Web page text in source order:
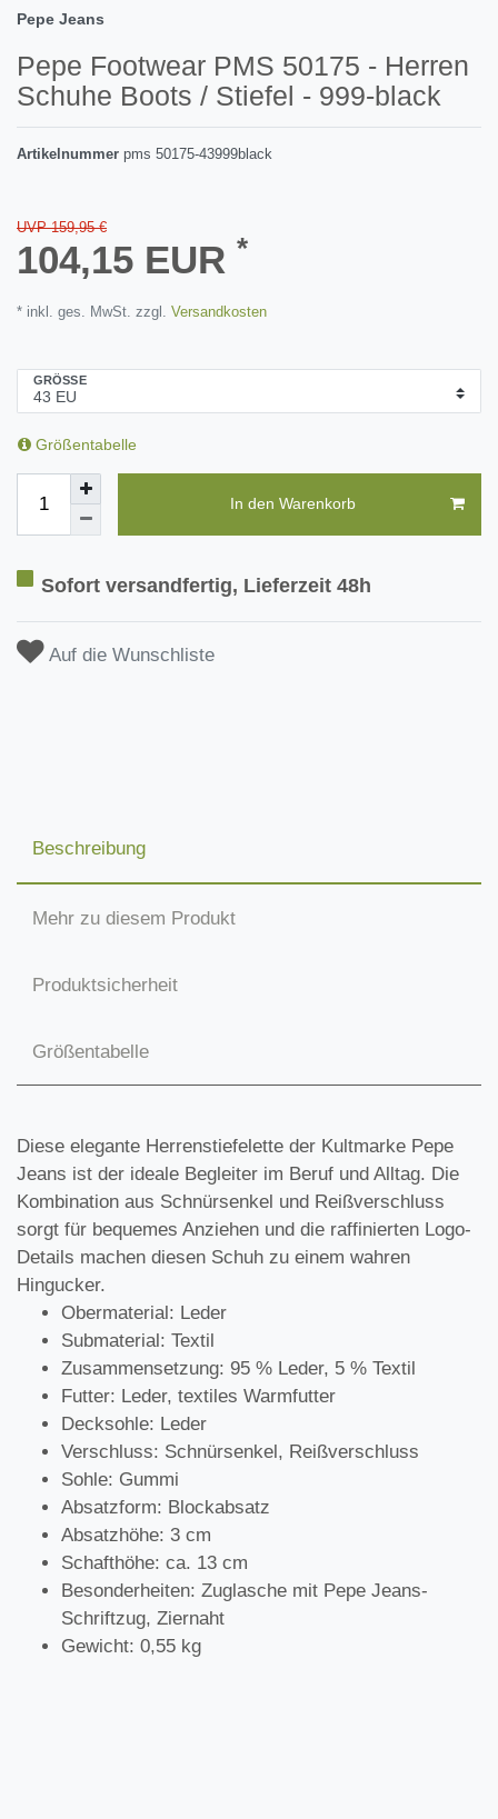
Pepe Jeans
Pepe Footwear PMS 50175 - Herren
Schuhe Boots / Stiefel - 999-black
Artikelnummer pms 50175-43999black
UVP 159,95 €
104,15 EUR *
* inkl. ges. MwSt. zzgl. Versandkosten
GRÖSSE
Größentabelle
In den Warenkorb
Sofort versandfertig, Lieferzeit 48h
Auf die Wunschliste
Beschreibung
Mehr zu diesem Produkt
Produktsicherheit
Größentabelle
Diese elegante Herrenstiefelette der Kultmarke Pepe
Jeans ist der ideale Begleiter im Beruf und Alltag. Die
Kombination aus Schnürsenkel und Reißverschluss
sorgt für bequemes Anziehen und die raffinierten Logo-
Details machen diesen Schuh zu einem wahren
Hingucker.
Obermaterial: Leder
Submaterial: Textil
Zusammensetzung: 95 % Leder, 5 % Textil
Futter: Leder, textiles Warmfutter
Decksohle: Leder
Verschluss: Schnürsenkel, Reißverschluss
Sohle: Gummi
Absatzform: Blockabsatz
Absatzhöhe: 3 cm
Schafthöhe: ca. 13 cm
Besonderheiten: Zuglasche mit Pepe Jeans-
Schriftzug, Ziernaht
Gewicht: 0,55 kg